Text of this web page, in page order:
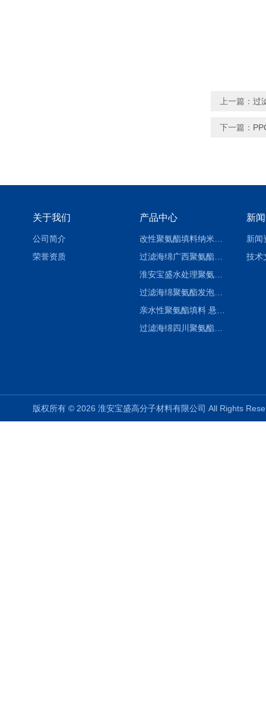
上一篇： 过
下一篇：
关于我们
公司简介
荣誉资质
产品中心
改性聚氨酯填料纳米亲水生物填料 悬浮生物填料
过滤海绵广西聚氨酯海绵填料 水处理生物填料定制 悬浮生物填料
淮安宝盛水处理聚氨酯生物填料，海绵填料， 悬浮生物填料
过滤海绵聚氨酯发泡过滤网海绵 悬浮生物填料
亲水性聚氨酯填料 悬浮生物填料
过滤海绵四川聚氨酯生物海绵填料 悬浮生物填料
新
新闻
技术
版权所有 © 2026 淮安宝盛高分子材料有限公司 All Rights